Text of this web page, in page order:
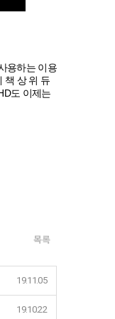
용하는 이용
책 상 위 듀
도 이제는
목록
19.11.05
19.10.22